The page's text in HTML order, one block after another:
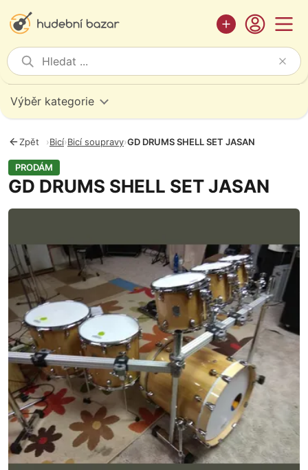
Výběr kategorie
Zpět ›Bicí›Bicí soupravy›GD DRUMS SHELL SET JASAN
PRODÁM
GD DRUMS SHELL SET JASAN
Fotografie